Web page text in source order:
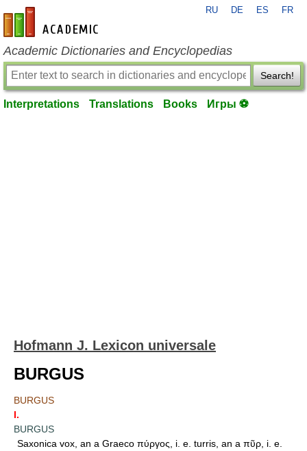
en-academic.com
RU DE ES FR
Academic Dictionaries and Encyclopedias
Search!
Interpretations Translations Books Игры ⚽
Hofmann J. Lexicon universale
BURGUS
BURGUS
I.
BURGUS
Saxonica vox, an a Graeco πύργος, i. e. turris, an a πῦρ, i. e.